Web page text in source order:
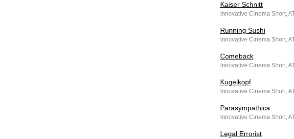
Kaiser Schnitt
Innovative Cinema Short,
Running Sushi
Innovative Cinema Short,
Comeback
Innovative Cinema Short,
Kugelkopf
Innovative Cinema Short,
Parasympathica
Innovative Cinema Short,
Legal Errorist